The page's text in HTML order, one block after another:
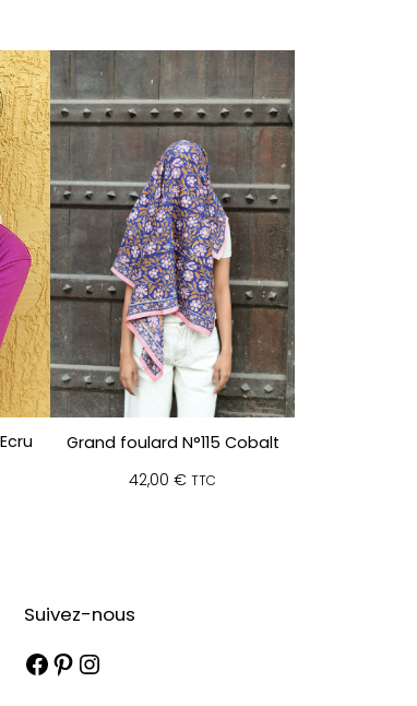
Grand foulard N°115 Cobalt
42,00 € TTC
Suivez-nous
Facebook Pinterest Instagram